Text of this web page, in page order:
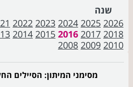
שנה
2026
2025
2024
2023
2022
2018
2017
2016
2015
2014
2010
2009
2008
מסימני המיתון: הסיילים